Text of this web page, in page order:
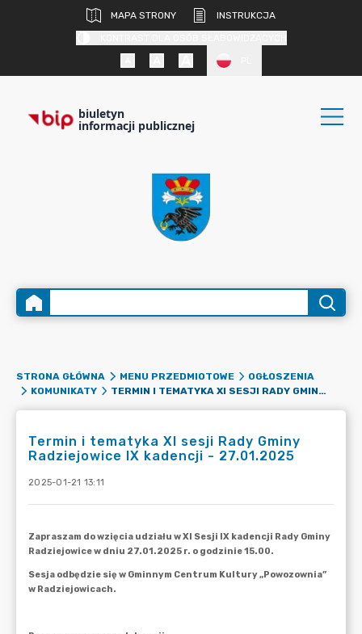
MAPA STRONY
INSTRUKCJA
biuletyn
informacji publicznej
STRONA GŁÓWNA MENU PRZEDMIOTOWE
OGŁOSZENIA
KOMUNIKATY
TERMIN I TEMATYKA XI SESJI RADY GMINY RADZIEJOWICE IX KADENCJI - 27.01.2025
Termin i tematyka XI sesji Rady Gminy
Radziejowice IX kadencji - 27.01.2025
2025-01-21 13:11